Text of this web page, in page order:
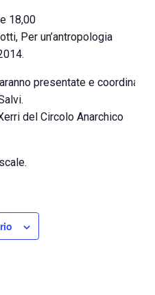
18,00
Per un’antropologia
presentate e coordinate
del Circolo Anarchico